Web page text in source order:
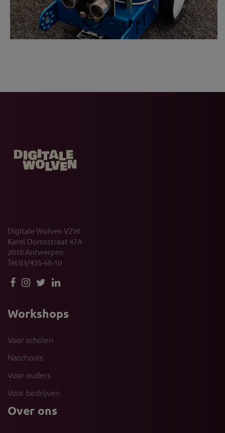
Digitale Wolven VZW
Karel Oomsstraat 47A
2018 Antwerpen
Tel 03/435-68-10
Workshops
Voor scholen
Naschools
Voor ouders
Voor bedrijven
Over ons